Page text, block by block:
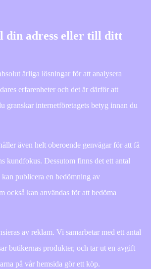
din adress eller till ditt
ärliga lösningar för att analysera
erfarenheter och det är därför att
granskar internetföretagets betyg innan du
även helt oberoende genvägar för att få
kundfokus. Dessutom finns det ett antal
publicera en bedömning av
också kan användas för att bedöma
av reklam. Vi samarbetar med ett antal
butikernas produkter, och tar ut en avgift
på vår hemsida gör ett köp.